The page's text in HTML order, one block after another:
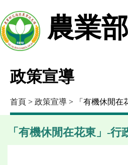
農業
政策宣導
首頁 > 政策宣導 > 「有機休閒在
「有機休閒在花東」-行